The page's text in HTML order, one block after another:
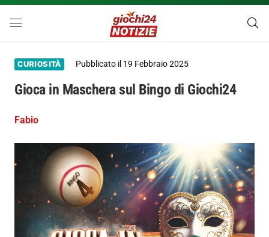
CURIOSITÀ Pubblicato il 19 Febbraio 2025
Gioca in Maschera sul Bingo di Giochi24
Fabio